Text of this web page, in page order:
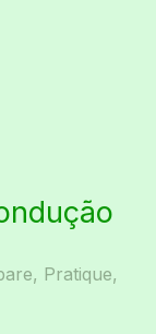
Pratique,